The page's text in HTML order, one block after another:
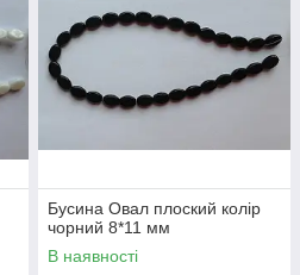
Бусина Овал плоский колір
чорний 8*11 мм
В наявності